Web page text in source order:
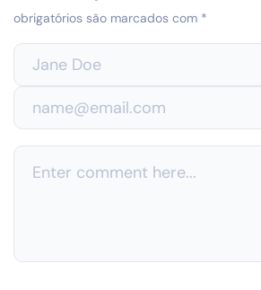
obrigatórios são marcados com *